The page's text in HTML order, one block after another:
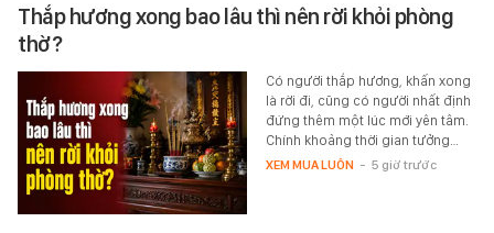
Thắp hương xong bao lâu thì nên rời khỏi phòng
thờ?
Có người thắp hương, khấn xong
là rời đi, cũng có người nhất định
đứng thêm một lúc mới yên tâm.
Chính khoảng thời gian tưởng…
XEM MUA LUÔN - 5 giờ trước